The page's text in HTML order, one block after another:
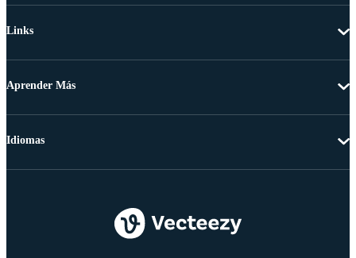
Links
Aprender Más
Idiomas